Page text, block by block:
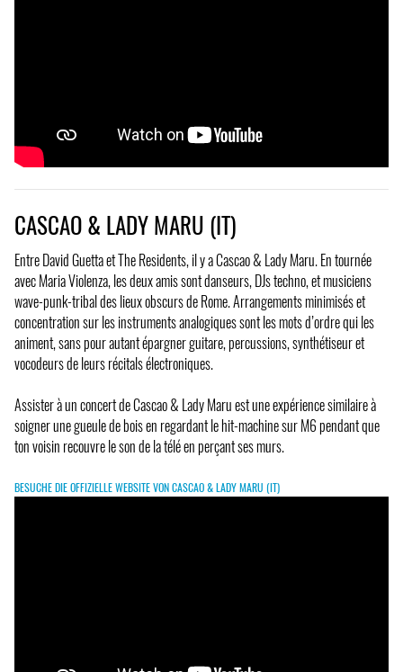
CASCAO & LADY MARU (IT)
Entre David Guetta et The Residents, il y a Cascao & Lady Maru. En tournée
avec Maria Violenza, les deux amis sont danseurs, DJs techno, et musiciens
wave-punk-tribal des lieux obscurs de Rome. Arrangements minimisés et
concentration sur les instruments analogiques sont les mots d’ordre qui les
animent, sans pour autant épargner guitare, percussions, synthétiseur et
vocodeurs de leurs récitals électroniques.
Assister à un concert de Cascao & Lady Maru est une expérience similaire à
soigner une gueule de bois en regardant le hit-machine sur M6 pendant que
ton voisin recouvre le son de la télé en perçant ses murs.
BESUCHE DIE OFFIZIELLE WEBSITE VON CASCAO & LADY MARU (IT)